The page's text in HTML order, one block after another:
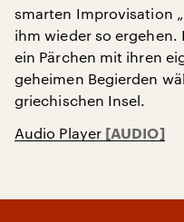
smarten Improvisation
ihm wieder so
ein Pärchen mit ihren
geheimen Begierden
griechischen Insel.
Audio Player